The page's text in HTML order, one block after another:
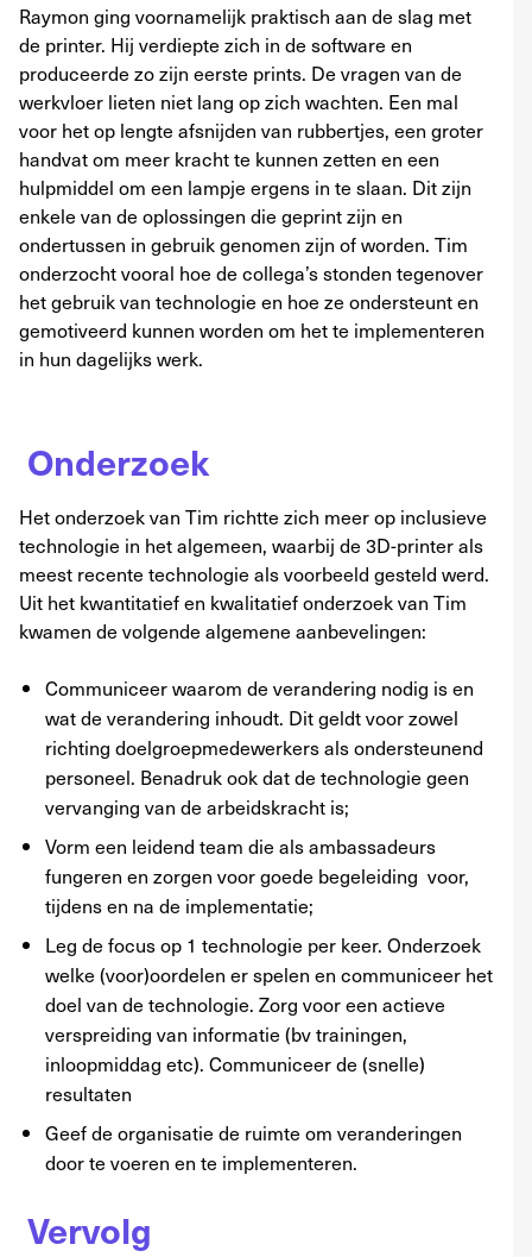
Raymon ging voornamelijk praktisch aan de slag met
de printer. Hij verdiepte zich in de software en
produceerde zo zijn eerste prints. De vragen van de
werkvloer lieten niet lang op zich wachten. Een mal
voor het op lengte afsnijden van rubbertjes, een groter
handvat om meer kracht te kunnen zetten en een
hulpmiddel om een lampje ergens in te slaan. Dit zijn
enkele van de oplossingen die geprint zijn en
ondertussen in gebruik genomen zijn of worden. Tim
onderzocht vooral hoe de collega’s stonden tegenover
het gebruik van technologie en hoe ze ondersteunt en
gemotiveerd kunnen worden om het te implementeren
in hun dagelijks werk.
Onderzoek
Het onderzoek van Tim richtte zich meer op inclusieve
technologie in het algemeen, waarbij de 3D-printer als
meest recente technologie als voorbeeld gesteld werd.
Uit het kwantitatief en kwalitatief onderzoek van Tim
kwamen de volgende algemene aanbevelingen:
Communiceer waarom de verandering nodig is en
wat de verandering inhoudt. Dit geldt voor zowel
richting doelgroepmedewerkers als ondersteunend
personeel. Benadruk ook dat de technologie geen
vervanging van de arbeidskracht is;
Vorm een leidend team die als ambassadeurs
fungeren en zorgen voor goede begeleiding voor,
tijdens en na de implementatie;
Leg de focus op 1 technologie per keer. Onderzoek
welke (voor)oordelen er spelen en communiceer het
doel van de technologie. Zorg voor een actieve
verspreiding van informatie (bv trainingen,
inloopmiddag etc). Communiceer de (snelle)
resultaten
Geef de organisatie de ruimte om veranderingen
door te voeren en te implementeren.
Vervolg